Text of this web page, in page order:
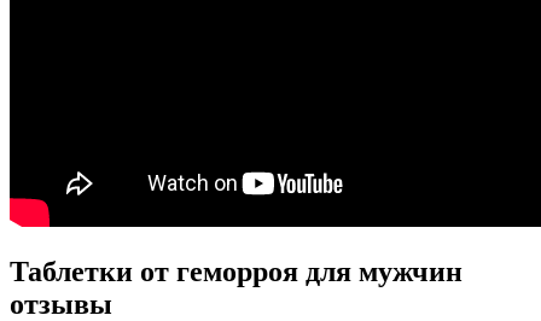
Таблетки от геморроя для мужчин
отзывы